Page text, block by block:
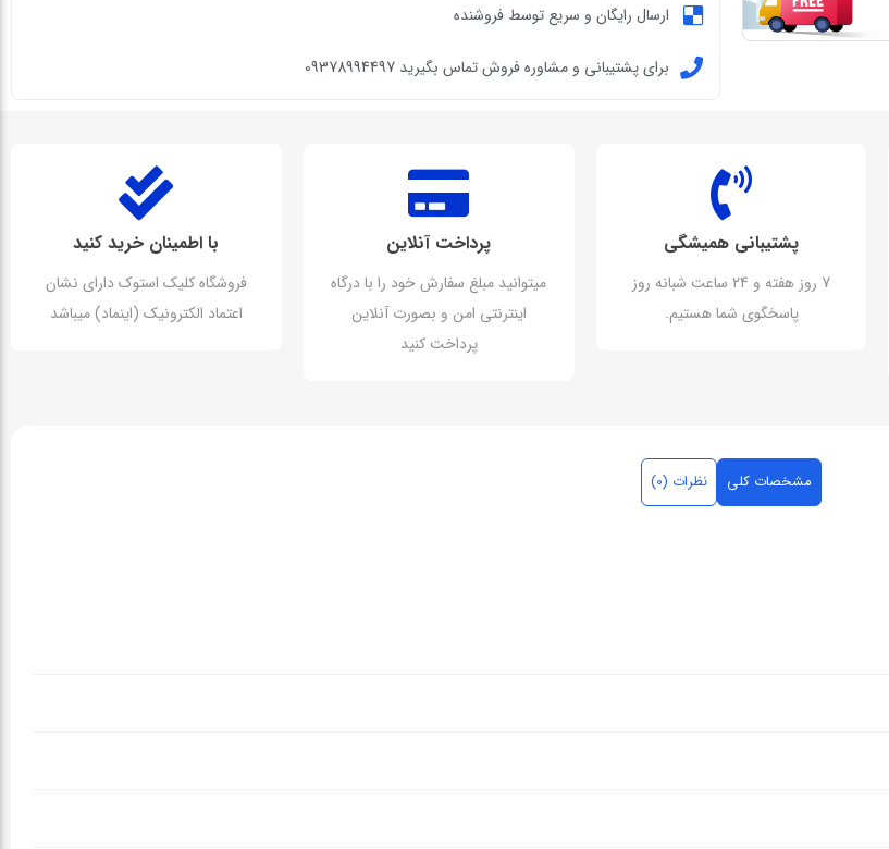
ارسال رایگان و سریع توسط فروشنده
برای پشتیبانی و مشاوره فروش تماس بگیرید 09378994497
پشتیبانی همیشگی
7 روز هفته و 24 ساعت شبانه روز
پاسخگوی شما هستیم.
پرداخت آنلاین
میتوانید مبلغ سفارش خود را با درگاه
اینترنتی امن و بصورت آنلاین
پرداخت کنید
با اطمینان خرید کنید
فروشگاه کلیک استوک دارای نشان
اعتماد الکترونیک (اینماد) میباشد
مشخصات کلی نظرات (0)